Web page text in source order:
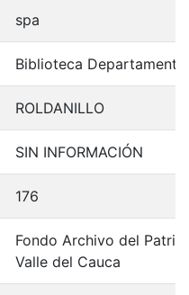
spa
Biblioteca
ROLDANILLO
SIN INFORMACIÓN
176
Fondo Archivo del
Valle del Cauca